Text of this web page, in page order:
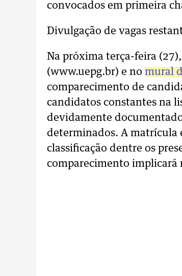
convocados em primeira
Divulgação de vagas
Na próxima terça-feira
(www.uepg.br) e no mural
comparecimento de
candidatos constantes na
devidamente
determinados. A matrícula
classificação dentre os
comparecimento implicará